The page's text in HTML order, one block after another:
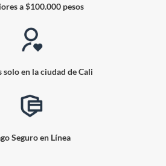
a $100.000 pesos
solo en la ciudad de Cali
Seguro en Línea